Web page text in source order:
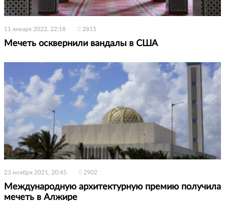
11 января 2022, 22:18 2815
Мечеть осквернили вандалы в США
23 ноября 2021, 20:45 2902
Международную архитектурную премию получила
мечеть в Алжире